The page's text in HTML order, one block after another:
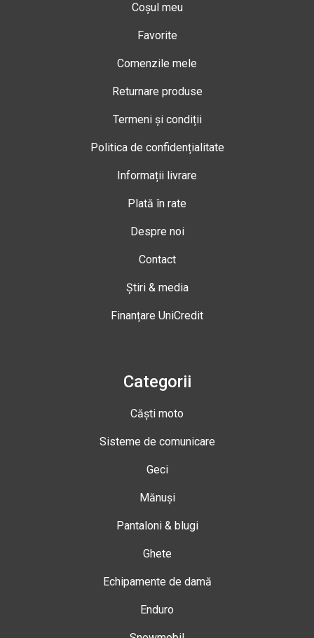
Coșul meu
Favorite
Comenzile mele
Returnare produse
Termeni și condiții
Politica de confidențialitate
Informații livrare
Plată în rate
Despre noi
Contact
Știri & media
Finanțare UniCredit
Categorii
Căști moto
Sisteme de comunicare
Geci
Mănuși
Pantaloni & blugi
Ghete
Echipamente de damă
Enduro